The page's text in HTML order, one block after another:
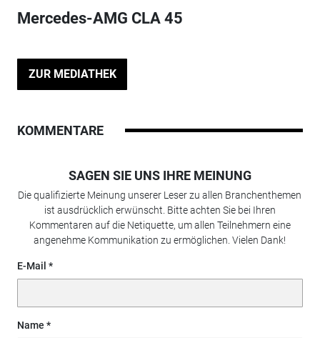
Mercedes-AMG CLA 45
ZUR MEDIATHEK
KOMMENTARE
SAGEN SIE UNS IHRE MEINUNG
Die qualifizierte Meinung unserer Leser zu allen Branchenthemen
ist ausdrücklich erwünscht. Bitte achten Sie bei Ihren
Kommentaren auf die Netiquette, um allen Teilnehmern eine
angenehme Kommunikation zu ermöglichen. Vielen Dank!
E-Mail
Name